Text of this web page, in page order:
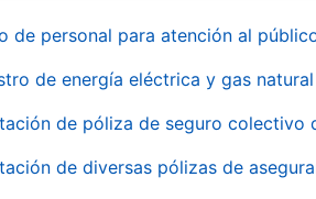
de personal para atención al
de energía eléctrica y gas
de póliza de seguro colectivo
de diversas pólizas de